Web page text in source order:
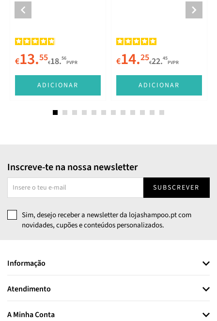
€13.55€18.56
PVPR
ADICIONAR
€14.25€22.45
PVPR
ADICIONAR
Inscreve-te na nossa newsletter
SUBSCREVER
Sim, desejo receber a newsletter da lojashampoo.pt com
novidades, cupões e conteúdos personalizados.
Informação
Atendimento
A Minha Conta